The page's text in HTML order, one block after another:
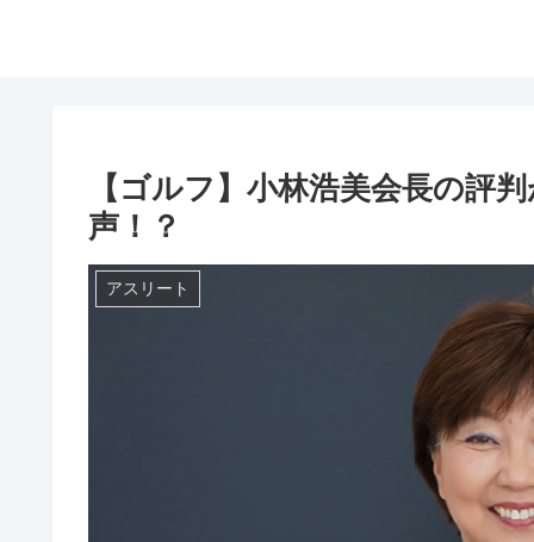
【ゴルフ】小林浩美会長の評
声！？
アスリート